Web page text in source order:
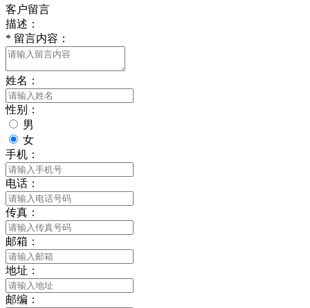
客户留言
描述：
* 留言内容：
姓名：
性别：
男
女
手机：
电话：
传真：
邮箱：
地址：
邮编：